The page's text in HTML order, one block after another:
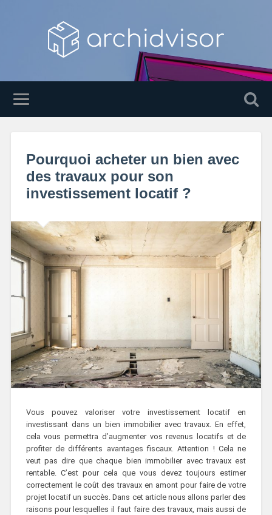
Pourquoi acheter un bien avec
des travaux pour son
investissement locatif ?
Vous pouvez valoriser votre investissement locatif en
investissant dans un bien immobilier avec travaux. En effet,
cela vous permettra d’augmenter vos revenus locatifs et de
profiter de différents avantages fiscaux. Attention ! Cela ne
veut pas dire que chaque bien immobilier avec travaux est
rentable. C’est pour cela que vous devez toujours estimer
correctement le coût des travaux en amont pour faire de votre
projet locatif un succès. Dans cet article nous allons parler des
raisons pour lesquelles il faut faire des travaux, mais aussi de